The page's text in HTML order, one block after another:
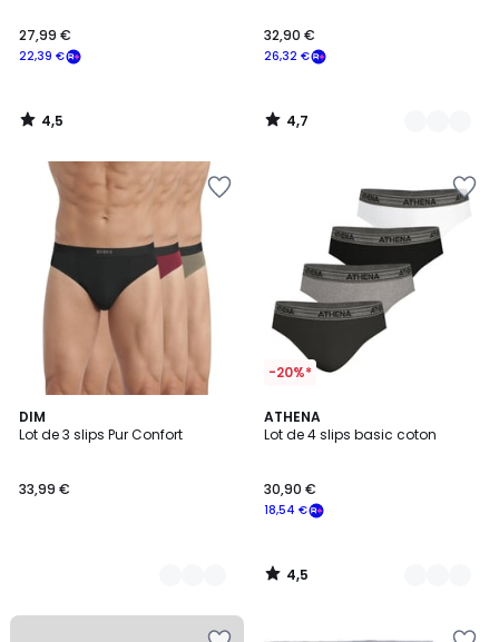
22,39 €
27,99 €
4,5
/
26,32 €
32,90 €
4,7
/
DIM
Lot de 3 slips Pur Confort
33,99 €
2
Couleurs
-20%*
ATHENA
Lot de 4 slips basic coton
18,54 €
30,90 €
4,5
/ 5
3
Couleurs
4,5
/